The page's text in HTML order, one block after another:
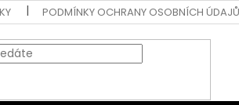
PODMÍNKY OCHRANY OSOBNÍCH ÚDAJŮ